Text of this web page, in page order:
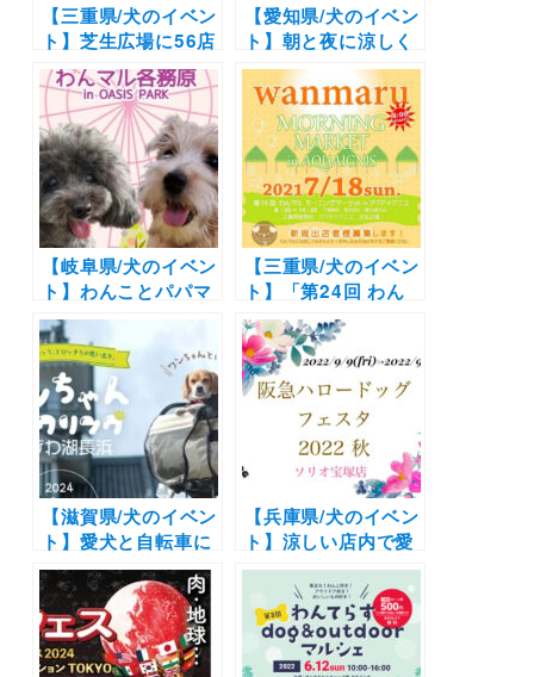
【三重県/犬のイベン
ト】芝生広場に56店
舗集結！先着100名
に必ず当たるプレゼ
ント企画も♪「わん
マルクリスマスマー
ケット2021 inアク
アイグニス」（アク
アイグニス 芝生広
場）12/5開催
【愛知県/犬のイベン
ト】朝と夜に涼しく
愛犬とお買い物！
「わんマル夜市・朝
市」（アンフォーレ
屋外願いごと広場）
8月21日(土)22日
(日)
【岐阜県/犬のイベン
ト】わんことパパマ
マのためのマルシェ
開催！愛犬と大観覧
車にも♪「第28回 わ
んマル各務原inオア
シスパーク」（河川
環境楽園オアシスパ
ーク）3/13開催！
【三重県/犬のイベン
ト】「第24回 わん
マルモーニングマー
ケットinアクアイグ
ニス」（アクアイグ
ニス芝生広場）朝の
涼しい時間帯にわん
ことお買い物をたの
しもう♪
【滋賀県/犬のイベン
ト】愛犬と自転車に
乗って人気のカフェ
へ「ワンちゃんサイ
クリング in びわ湖
長浜」参加受付スタ
ート
【兵庫県/犬のイベン
ト】涼しい店内で愛
犬とショッピングを
楽しもう♪愛犬撮影
会も同時開催！「阪
急ハロードッグフェ
スタ2022秋」（阪急